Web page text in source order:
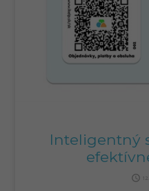
Inteligentný
query_builder